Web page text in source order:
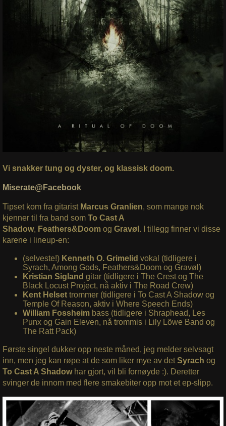
Vi snakker tung og dyster, og klassisk doom.
Miserate@Facebook
Tipset kom fra gitarist Marcus Granlien, som mange nok
kjenner til fra band som To Cast A
Shadow, Feathers&Doomog Gravøl . I tillegg finner vi disse
karene i lineup-en:
(selveste!) Kenneth O. Grimelid vokal (tidligere i
Syrach, Among Gods, Feathers&Doom og Gravøl)
Kristian Sigland gitar (tidligere i The Crest og The
Black Locust Project, nå aktiv i The Road Crew)
Kent Helset trommer (tidligere i To Cast A Shadow og
Temple Of Reason, aktiv i Where Speech Ends)
William Fossheim bass (tidligere i Shraphead, Les
Punx og Gain Eleven, nå trommis i Lily Löwe Band og
The Ratt Pack)
Første singel dukker opp neste måned, jeg melder selvsagt
inn, men jeg kan røpe at de som liker mye av detSyrach og
To Cast A Shadowhar gjort, vil bli fornøyde :). Deretter
svinger de innom med flere smakebiter opp mot et ep-slipp.